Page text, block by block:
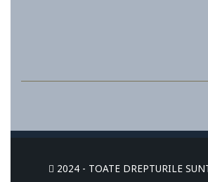
2024 - TOATE DREPTURILE